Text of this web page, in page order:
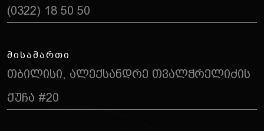
(0322) 18 50 50
ᲛᲘᲡᲐᲛᲐᲠᲗᲘ
თბილისი, ალექსანდრე თვალჭრელიძის
ქუჩა #20